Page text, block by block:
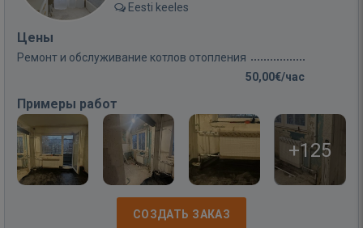
Eesti keeles
Цены
Ремонт и обслуживание котлов отопления
50,00€/час
Примеры работ
+125
СОЗДАТЬ ЗАКАЗ